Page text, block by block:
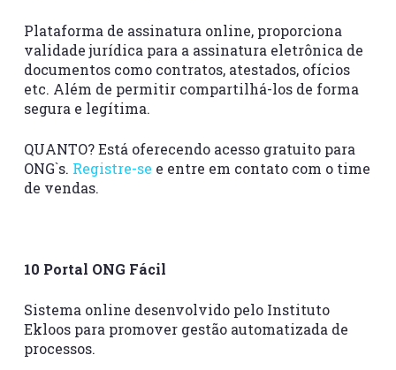
Plataforma de assinatura online, proporciona
validade jurídica para a assinatura eletrônica de
documentos como contratos, atestados, ofícios
etc. Além de permitir compartilhá-los de forma
segura e legítima.
QUANTO? Está oferecendo acesso gratuito para
ONG`s. Registre-se e entre em contato com o time
de vendas.
10 Portal ONG Fácil
Sistema online desenvolvido pelo Instituto
Ekloos para promover gestão automatizada de
processos.